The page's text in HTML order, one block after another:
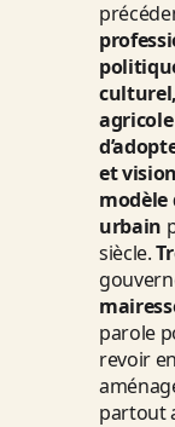
et
modèle
urbain
siècle.
parole
revoir
partout